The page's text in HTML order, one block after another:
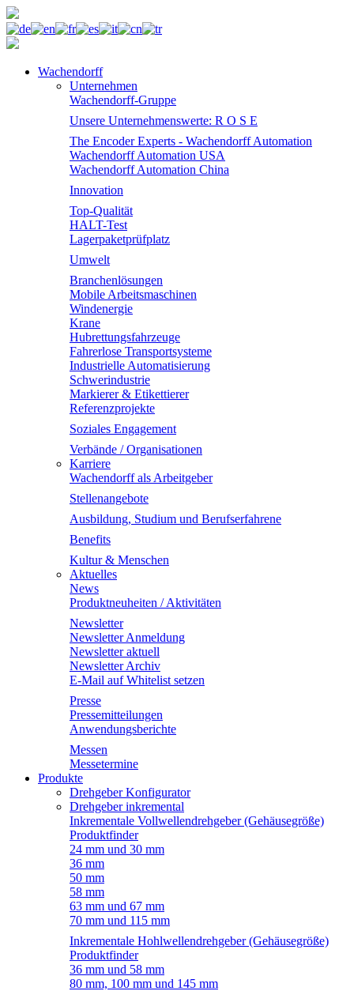
Wachendorff
Unternehmen
Wachendorff-Gruppe
Unsere Unternehmenswerte: R O S E
The Encoder Experts - Wachendorff Automation
Wachendorff Automation USA
Wachendorff Automation China
Innovation
Top-Qualität
HALT-Test
Lagerpaketprüfplatz
Umwelt
Branchenlösungen
Mobile Arbeitsmaschinen
Windenergie
Krane
Hubrettungsfahrzeuge
Fahrerlose Transportsysteme
Industrielle Automatisierung
Schwerindustrie
Markierer & Etikettierer
Referenzprojekte
Soziales Engagement
Verbände / Organisationen
Karriere
Wachendorff als Arbeitgeber
Stellenangebote
Ausbildung, Studium und Berufserfahrene
Benefits
Kultur & Menschen
Aktuelles
News
Produktneuheiten / Aktivitäten
Newsletter
Newsletter Anmeldung
Newsletter aktuell
Newsletter Archiv
E-Mail auf Whitelist setzen
Presse
Pressemitteilungen
Anwendungsberichte
Messen
Messetermine
Produkte
Drehgeber Konfigurator
Drehgeber inkremental
Inkrementale Vollwellendrehgeber (Gehäusegröße)
Produktfinder
24 mm und 30 mm
36 mm
50 mm
58 mm
63 mm und 67 mm
70 mm und 115 mm
Inkrementale Hohlwellendrehgeber (Gehäusegröße)
Produktfinder
36 mm und 58 mm
80 mm, 100 mm und 145 mm